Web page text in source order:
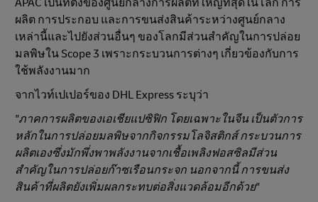
ผลิต การประกอบ และการขนส่งสินค้าระหว่างศูนย์กลาง
เหล่านี้และไปยังส่วนอื่นๆ ของโลกมีส่วนสำคัญในการปล่อย
มลพิษใน Scope 3 เพราะกระบวนการต่างๆ เกี่ยวข้องกับการ
ใช้พลังงานมาก
จากไวท์เปเปอร์ของ DHL Express ระบุว่า
"ภาคการผลิตของเอเชียแปซิฟิก โดยเฉพาะในจีน เป็นตัวการ
หลักในการปล่อยมลพิษจากกิจกรรมโลจิสติกส์ กระบวนการ
ผลิตเองซึ่งมักพึ่งพาพลังงานจากเชื้อเพลิงฟอสซิลมีส่วน
สําคัญในการปล่อยก๊าซเรือนกระจก นอกจากนี้ การขนส่ง
สินค้าที่ผลิตยังเพิ่มผลกระทบต่อสิ่งแวดล้อมอีกด้วย"